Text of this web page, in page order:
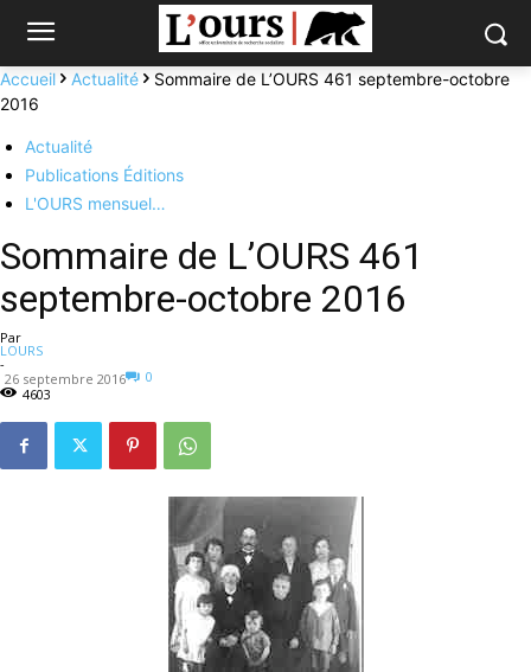
Accueil Actualité
Sommaire de L’OURS 461 septembre-octobre
2016
Actualité
Publications Éditions
L'OURS mensuel…
Sommaire de L’OURS 461
septembre-octobre 2016
Par
LOURS
-
26 septembre 2016
0
4603